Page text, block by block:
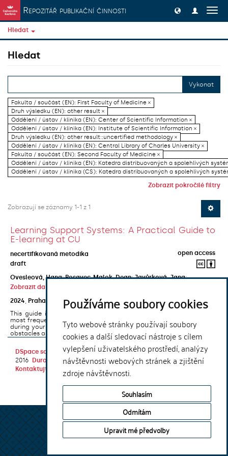
Používáme soubory cookies
Tyto webové stránky používají soubory
cookies a další sledovací nástroje s cílem
vylepšení uživatelského prostředí, analýzy
návštěvnosti webových stránek a zjištění
zdroje návštěvnosti.
Souhlasím
Odmítám
Upravit mé předvolby
Přeskočit na obsah
Repozitář publikační činnosti
Hledat
Hledat
Vykonat
Fakulta / součást (EN): First Faculty of Medicine ×
Druh výsledku (EN): other result ×
Oddělení / ústav / klinika (EN): Center of Scientific Information ×
Oddělení / ústav / klinika (EN): Institute of Scientific Information ×
Druh výsledku (EN): other result::uncertified methodology ×
Oddělení / ústav / klinika (EN): Central Library of Charles University ×
Fakulta / součást (EN): Second Faculty of Medicine ×
Oddělení / ústav / klinika (EN): Katedra distribuovaných a spolehlivých
Oddělení / ústav / klinika (CS): Katedra distribuovaných a spolehlivých
Zobrazit pokročilé filtry
Zobrazují se záznamy 1-1 z 1
Learning Support Systems: A Practical Guide to
E-learning at CU
necertifikovaná metodika
open access
draft
Ovesleová, Hana;Posavec-Malok, Dean;Javůrková, Jana;
Zobrazit další autory
2024
Praha
Univerzita Karlova, Nakladatelství Karolinum
This guide introduces the e-learning support tools that are used
most frequently at Charles University and that you may encounter
during your studies. It will also help you to avoid the most common
obstacles associated ...
DSpace softwarecopyright © 2002-
2016
DuraSpace
Kontaktujte nás
Vyjádření názoru
Theme by